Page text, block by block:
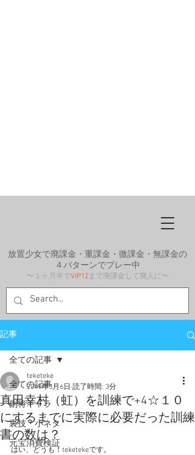
放置少女で廃課金・重課金・微課金・無課金の
４パターンでプレー中
〜１ヶ月半でVIP12まで廃課金して廃人に〜
記事
全ての記事
副将キャラ
裏技・小ネタ
元宝消費検証
全ての記事
真田幸村（虹）を訓練で+4☆１０
にするまでに実際に必要だった訓練
書の数は？
teketeke
2019年3月6日 読了時間: 3分
はい、どうも！teketekeです。